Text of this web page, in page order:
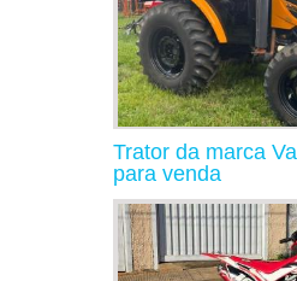
Trator da marca
para venda